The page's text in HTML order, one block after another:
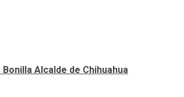
Alcalde de Chihuahua